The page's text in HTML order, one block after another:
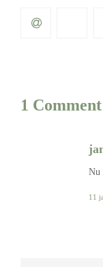
1 Comment
Nu
11